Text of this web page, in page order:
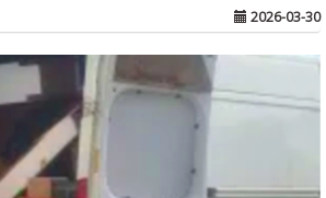
2026-03-30